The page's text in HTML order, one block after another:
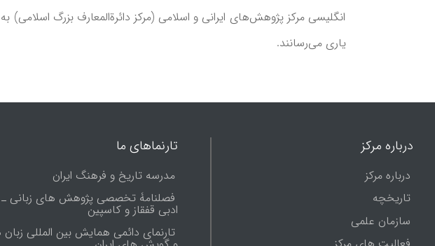
انگلیسی مرکز پژوهش‌های ایرانی و اسلامی (مرکز دائرة‌المعارف بزرگ
یاری می‌رسانند.
درباره مرکز
درباره مرکز
تاریخچه
سازمان علمی
تارنماهای ما
مدرسه تاریخ و فرهنگ ایران
فصلنامۀ تخصصی پژوهش های زبانی ـ
ادبی قفقاز و کاسپین
تارنمای دائمی همایش بین المللی زبان